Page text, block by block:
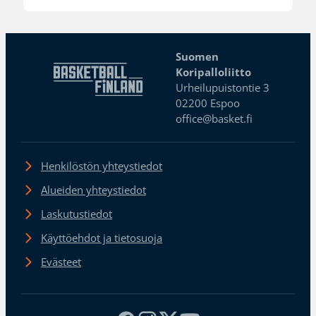
Suomen
Koripalloliitto
Urheilupuistontie 3
02200 Espoo
office@basket.fi
Henkilöstön yhteystiedot
Alueiden yhteystiedot
Laskutustiedot
Käyttöehdot ja tietosuoja
Evästeet